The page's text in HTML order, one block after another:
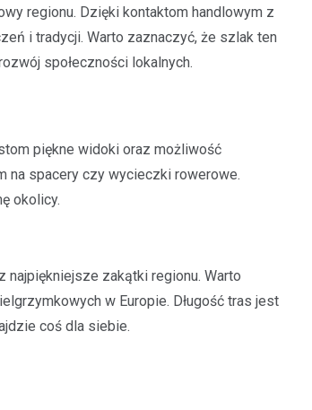
regionu. Dzięki kontaktom handlowym z
i tradycji. Warto zaznaczyć, że szlak ten
społeczności lokalnych.
piękne widoki oraz możliwość
na spacery czy wycieczki rowerowe.
okolicy.
zakątki regionu. Warto
w Europie. Długość tras jest
coś dla siebie.